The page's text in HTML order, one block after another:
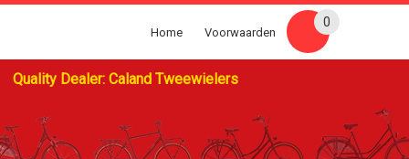
Quality Dealer: Caland Tweewielers
Home Voorwaarden
0